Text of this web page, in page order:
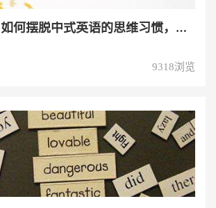
如何摆脱中式英语的思维习惯，有哪些方法
9318浏览